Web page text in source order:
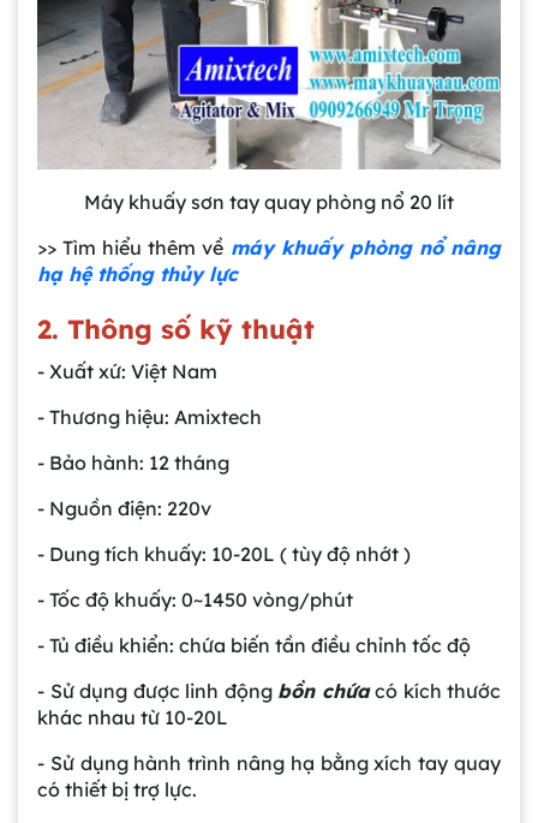
Máy khuấy sơn tay quay phòng nổ 20 lít
>> Tìm hiểu thêm về máy khuấy phòng nổ nâng
hạ hệ thống thủy lực
2. Thông số kỹ thuật
- Xuất xứ: Việt Nam
- Thương hiệu: Amixtech
- Bảo hành: 12 tháng
- Nguồn điện: 220v
- Dung tích khuấy: 10-20L ( tùy độ nhớt )
- Tốc độ khuấy: 0~1450 vòng/phút
- Tủ điều khiển: chứa biến tần điều chỉnh tốc độ
- Sử dụng được linh động bồn chứacó kích thước
khác nhau từ 10-20L
- Sử dụng hành trình nâng hạ bằng xích tay quay
có thiết bị trợ lực.